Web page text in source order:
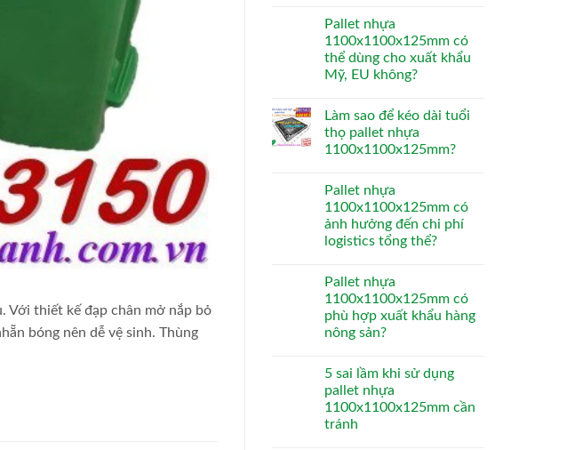
Với thiết kế đạp chân mở nắp bỏ
bóng nên dễ vệ sinh. Thùng
Pallet nhựa
1100x1100x125mm có
thể dùng cho xuất khẩu
Mỹ, EU không?
Làm sao để kéo dài tuổi
thọ pallet nhựa
1100x1100x125mm?
Pallet nhựa
1100x1100x125mm có
ảnh hưởng đến chi phí
logistics tổng thể?
Pallet nhựa
1100x1100x125mm có
phù hợp xuất khẩu hàng
nông sản?
5 sai lầm khi sử dụng
pallet nhựa
1100x1100x125mm cần
tránh